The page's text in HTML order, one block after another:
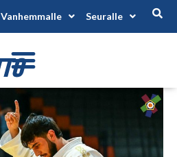
Vanhemmalle Seuralle